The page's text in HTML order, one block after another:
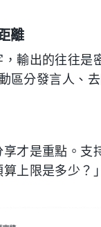
離
輸出的往往
區分發言人、
才是重點。
上限是多少